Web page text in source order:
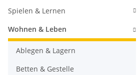
Spielen & Lernen
Wohnen & Leben
Ablegen & Lagern
Betten & Gestelle